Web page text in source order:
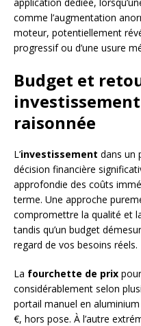
comme l’augmentation
moteur, potentiellement
progressif ou d’une usure
Budget et
raisonnée
L’investissement dans un
décision financière
approfondie des coûts
terme. Une approche
compromettre la qualité et
tandis qu’un budget
regard de vos besoins réels.
La fourchette de prix
considérablement selon
portail manuel en
€, hors pose. À l’autre